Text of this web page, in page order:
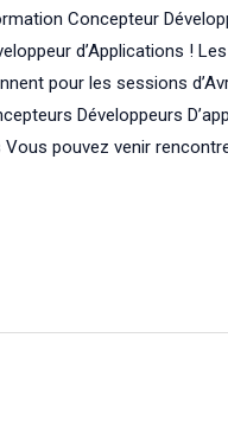
Concepteur
d’Applications !
pour les sessions
Développeurs
pouvez venir